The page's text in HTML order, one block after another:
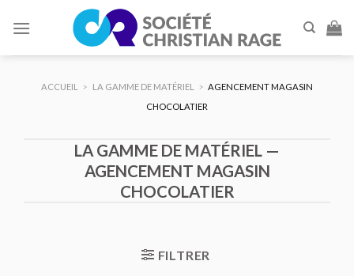
ACCUEIL > LA GAMME DE MATÉRIEL > AGENCEMENT MAGASIN
CHOCOLATIER
LA GAMME DE MATÉRIEL —
AGENCEMENT MAGASIN
CHOCOLATIER
FILTRER